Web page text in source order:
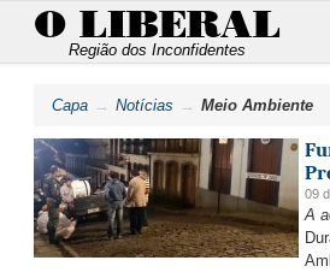
O LIBERAL
Região dos Inconfidentes
Capa Notícias Meio Ambiente
09
A